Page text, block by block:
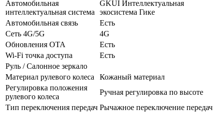
Автомобильная
интеллектуальная система
GKUI Интеллектуальная
экосистема Гике
Автомобильная связь
Есть
Сеть 4G/5G
4G
Обновления OTA
Есть
Wi-Fi точка доступа
Есть
Руль / Салонное зеркало
Материал рулевого колеса
Кожаный материал
Регулировка положения
рулевого колеса
Ручная регулировка по высоте
Тип переключения передач Рычажное переключение передач